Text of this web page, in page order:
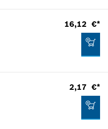
al carrello
al carrello
16,12 €*
2,17 €*